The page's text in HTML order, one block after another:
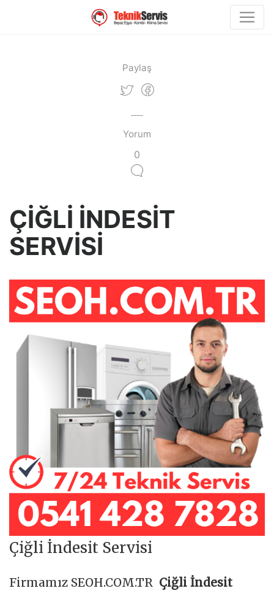
Paylaş
Yorum
0
ÇİĞLİ İNDESİT
SERVİSİ
Çiğli İndesit Servisi
Firmamız SEOH.COM.TR Çiğli İndesit